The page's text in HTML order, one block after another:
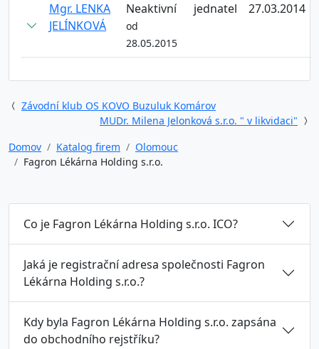
Mgr. LENKA
JELÍNKOVÁ
Neaktivní
od
28.05.2015
jednatel 27.03.2014
Závodní klub OS KOVO Buzuluk Komárov
MUDr. Milena Jelonková s.r.o. " v likvidaci"
Domov
Katalog firem
Olomouc
Fagron Lékárna Holding s.r.o.
Co je Fagron Lékárna Holding s.r.o. ICO?
Jaká je registrační adresa společnosti Fagron
Lékárna Holding s.r.o.?
Kdy byla Fagron Lékárna Holding s.r.o. zapsána
do obchodního rejstříku?